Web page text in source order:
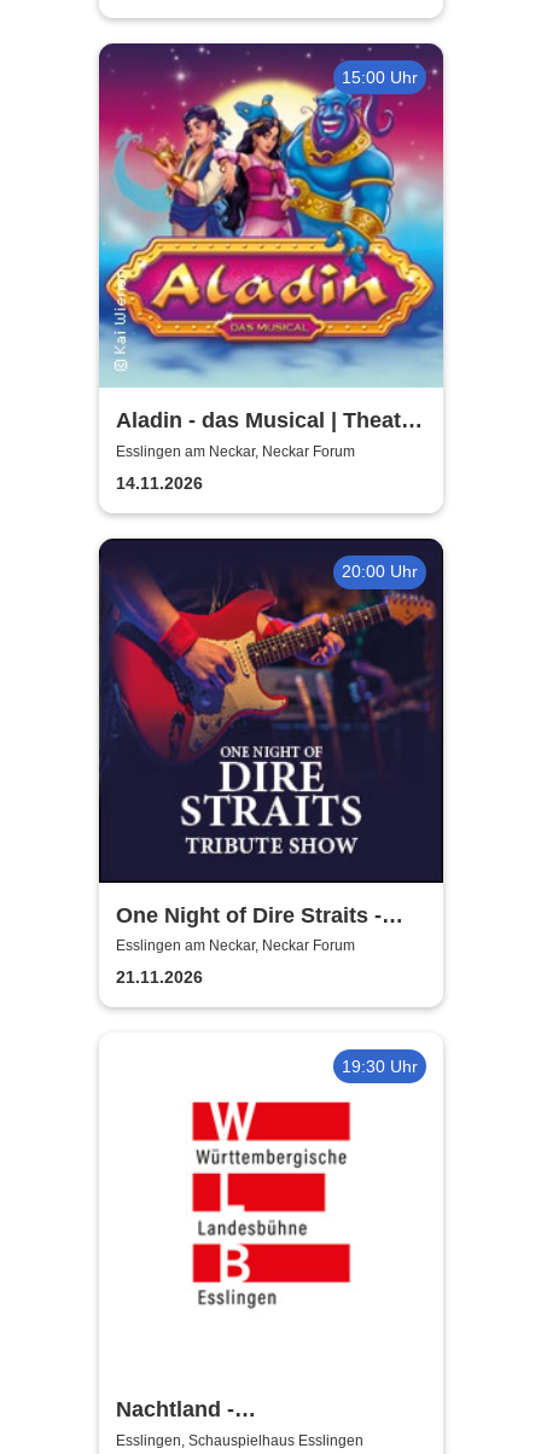
15:00 Uhr
Aladin - das Musical | Theater
Liberi
Esslingen am Neckar, Neckar Forum
14.11.2026
20:00 Uhr
One Night of Dire Straits -
Tribute Show
Esslingen am Neckar, Neckar Forum
21.11.2026
19:30 Uhr
Nachtland -
Württembergische
Esslingen, Schauspielhaus Esslingen